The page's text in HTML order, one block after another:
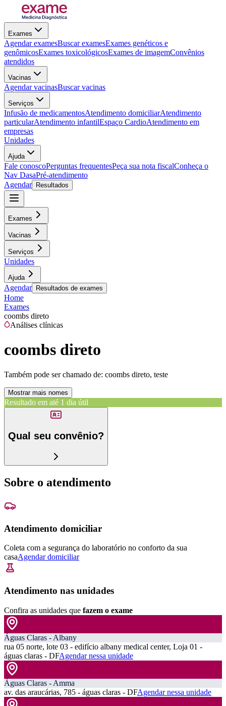
Exames
Agendar examesBuscar examesExames genéticos e
genômicosExames toxicológicosExames de imagemConvênios
atendidos
Vacinas
Agendar vacinasBuscar vacinas
Serviços
Infusão de medicamentosAtendimento domiciliarAtendimento
particularAtendimento infantilEspaço CardioAtendimento em
empresas
Unidades
Ajuda
Fale conoscoPerguntas frequentesPeça sua nota fiscalConheça o
Nav DasaPré-atendimento
Agendar
Resultados
Exames
Vacinas
Serviços
Unidades
Ajuda
Agendar Resultados de exames
Home
Exames
coombs direto
Análises clínicas
coombs direto
Também pode ser chamado de: coombs direto, teste
Mostrar mais nomes
Resultado em até 1 dia útil
Qual seu convênio?
Sobre o atendimento
Atendimento domiciliar
Coleta com a segurança do laboratório no conforto da sua
casaAgendar domiciliar
Atendimento nas unidades
Confira as unidades que fazem o exame
Águas Claras - Albany
rua 05 norte, lote 03 - edifício albany medical center, Loja 01 -
águas claras - DFAgendar nessa unidade
Águas Claras - Amma
av. das araucárias, 785 - águas claras - DFAgendar nessa unidade